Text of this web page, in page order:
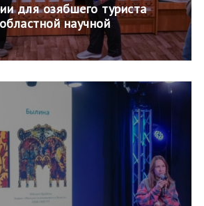
для озябшего туриста
научной